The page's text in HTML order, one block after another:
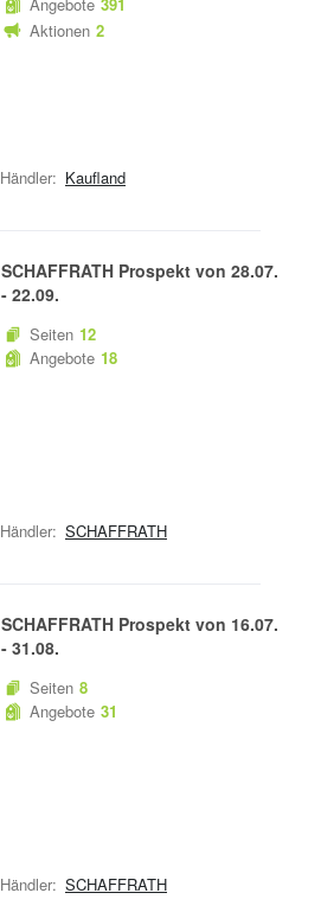
Aktionen 2
Händler: Kaufland
SCHAFFRATH Prospekt von 28.07.
- 22.09.
Seiten 12
Angebote 18
Händler: SCHAFFRATH
SCHAFFRATH Prospekt von 16.07.
- 31.08.
Seiten 8
Angebote 31
Händler: SCHAFFRATH